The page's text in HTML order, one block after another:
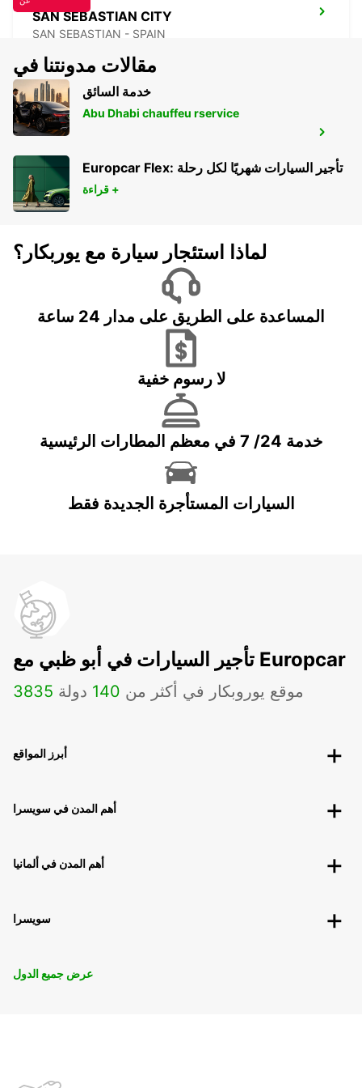
SAN SEBASTIAN CITY
SAN SEBASTIAN - SPAIN
PAU MAULEON
MAULEON - FRANCE
مقالات مدونتنا في
خدمة السائق
Abu Dhabi chauffeu rservice
Europcar Flex: تأجير السيارات شهريًا لكل رحلة
قراءة +
لماذا استئجار سيارة مع يوربكار؟
المساعدة على الطريق على مدار 24 ساعة
لا رسوم خفية
خدمة 24/ 7 في معظم المطارات الرئيسية
السيارات المستأجرة الجديدة فقط
تأجير السيارات في أبو ظبي مع Europcar
3835 موقع يوروبكار في أكثر من 140 دولة
أبرز المواقع
أهم المدن في سويسرا
أهم المدن في ألمانيا
سويسرا
عرض جميع الدول